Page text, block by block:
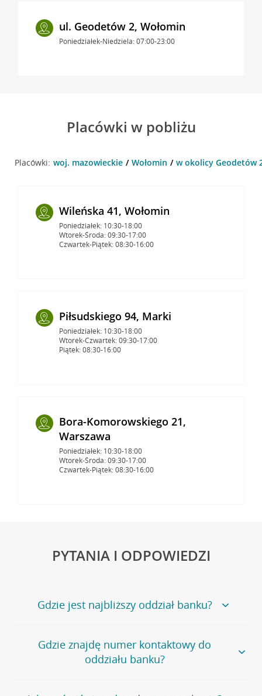
ul. Geodetów 2, Wołomin
Poniedziałek-Niedziela: 07:00-23:00
Placówki w pobliżu
Placówki: woj. mazowieckie Wołomin w okolicy Geodetów
Wileńska 41, Wołomin
Poniedziałek: 10:30-18:00
Wtorek-Środa: 09:30-17:00
Czwartek-Piątek: 08:30-16:00
Piłsudskiego 94, Marki
Poniedziałek: 10:30-18:00
Wtorek-Czwartek: 09:30-17:00
Piątek: 08:30-16:00
Bora-Komorowskiego 21,
Warszawa
Poniedziałek: 10:30-18:00
Wtorek-Środa: 09:30-17:00
Czwartek-Piątek: 08:30-16:00
PYTANIA I ODPOWIEDZI
Gdzie jest najbliższy oddział banku?
Jeśli szukasz oddziału naszego banku, zapraszamy na
stronęPlacówki i bankomaty, na której znajduje się
wygodna wyszukiwarka.
oddziałów
Gdzie znajdę numer kontaktowy do
oddziału banku?
Bank Credit Agricole nie udostępnia ogólnego numeru